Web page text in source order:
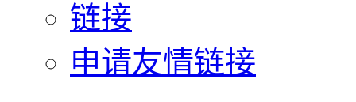
链接
申请友情链接